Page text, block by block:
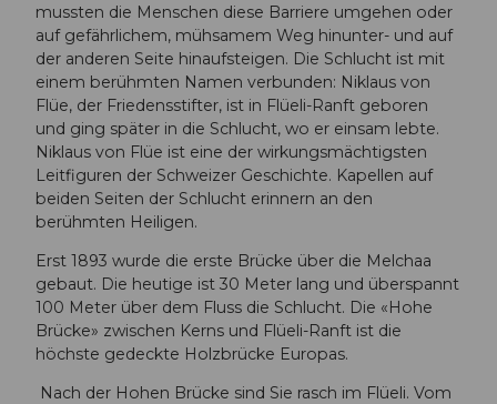
mussten die Menschen diese Barriere umgehen oder
auf gefährlichem, mühsamem Weg hinunter- und auf
der anderen Seite hinaufsteigen. Die Schlucht ist mit
einem berühmten Namen verbunden: Niklaus von
Flüe, der Friedensstifter, ist in Flüeli-Ranft geboren
und ging später in die Schlucht, wo er einsam lebte.
Niklaus von Flüe ist eine der wirkungsmächtigsten
Leitfiguren der Schweizer Geschichte. Kapellen auf
beiden Seiten der Schlucht erinnern an den
berühmten Heiligen.
Erst 1893 wurde die erste Brücke über die Melchaa
gebaut. Die heutige ist 30 Meter lang und überspannt
100 Meter über dem Fluss die Schlucht. Die «Hohe
Brücke» zwischen Kerns und Flüeli-Ranft ist die
höchste gedeckte Holzbrücke Europas.
Nach der Hohen Brücke sind Sie rasch im Flüeli. Vom